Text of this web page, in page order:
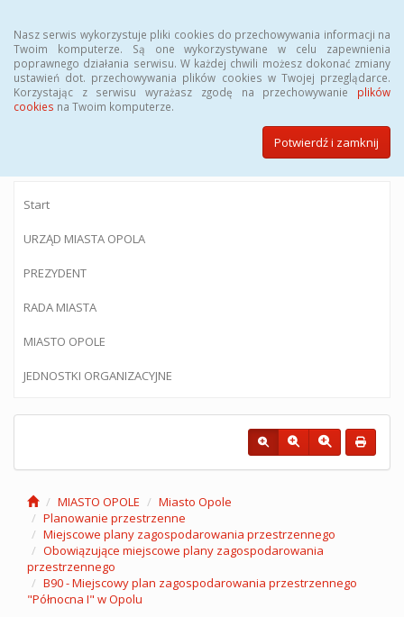
Nasz serwis wykorzystuje pliki cookies do przechowywania informacji na
Twoim komputerze. Są one wykorzystywane w celu zapewnienia
poprawnego działania serwisu. W każdej chwili możesz dokonać zmiany
ustawień dot. przechowywania plików cookies w Twojej przeglądarce.
Korzystając z serwisu wyrażasz zgodę na przechowywanie plików
cookies na Twoim komputerze.
Potwierdź i zamknij
BIULETYN INFORMACJI PUBLICZNEJ
Urzędu Miasta Opola
Start
URZĄD MIASTA OPOLA
PREZYDENT
RADA MIASTA
MIASTO OPOLE
JEDNOSTKI ORGANIZACYJNE
MIASTO OPOLE
Miasto Opole
Planowanie przestrzenne
Miejscowe plany zagospodarowania przestrzennego
Obowiązujące miejscowe plany zagospodarowania
przestrzennego
B90 - Miejscowy plan zagospodarowania przestrzennego
"Północna I" w Opolu